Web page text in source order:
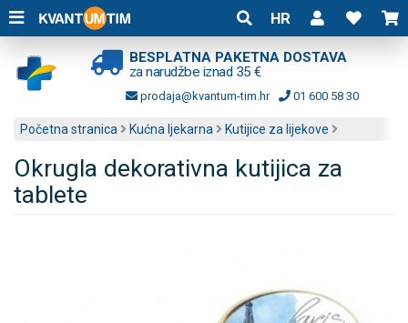
HR
BESPLATNA PAKETNA DOSTAVA
za narudžbe iznad 35 €
prodaja@kvantum-tim.hr 01 600 58 30
Početna stranica Kućna ljekarna Kutijice za lijekove
Okrugla dekorativna kutijica za
tablete